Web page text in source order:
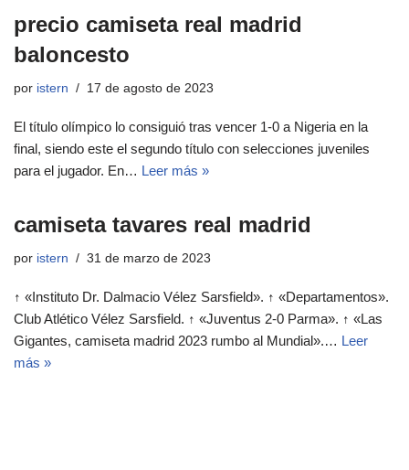
precio camiseta real madrid
baloncesto
por istern 17 de agosto de 2023
El título olímpico lo consiguió tras vencer 1-0 a Nigeria en la
final, siendo este el segundo título con selecciones juveniles
para el jugador. En… Leer más »
camiseta tavares real madrid
por istern 31 de marzo de 2023
↑ «Instituto Dr. Dalmacio Vélez Sarsfield». ↑ «Departamentos».
Club Atlético Vélez Sarsfield. ↑ «Juventus 2-0 Parma». ↑ «Las
Gigantes, camiseta madrid 2023 rumbo al Mundial».… Leer
más »